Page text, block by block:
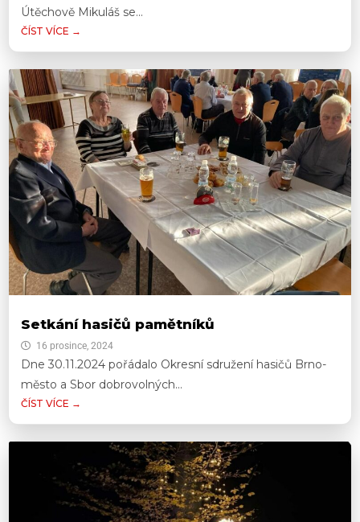
Útěchově Mikuláš se...
ČÍST VÍCE →
Setkání hasičů pamětníků
16 prosince, 2024
Dne 30.11.2024 pořádalo Okresní sdružení hasičů Brno-
město a Sbor dobrovolných...
ČÍST VÍCE →